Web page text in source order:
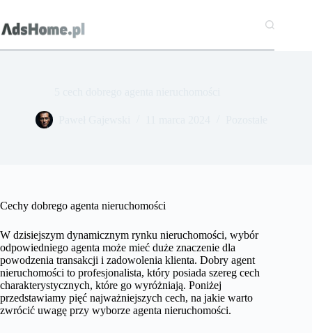
treści
Cechy dobrego agenta nieruchomości
W dzisiejszym dynamicznym rynku nieruchomości, wybór
odpowiedniego agenta może mieć duże znaczenie dla
powodzenia transakcji i zadowolenia klienta. Dobry agent
nieruchomości to profesjonalista, który posiada szereg cech
charakterystycznych, które go wyróżniają. Poniżej
przedstawiamy pięć najważniejszych cech, na jakie warto
zwrócić uwagę przy wyborze agenta nieruchomości.